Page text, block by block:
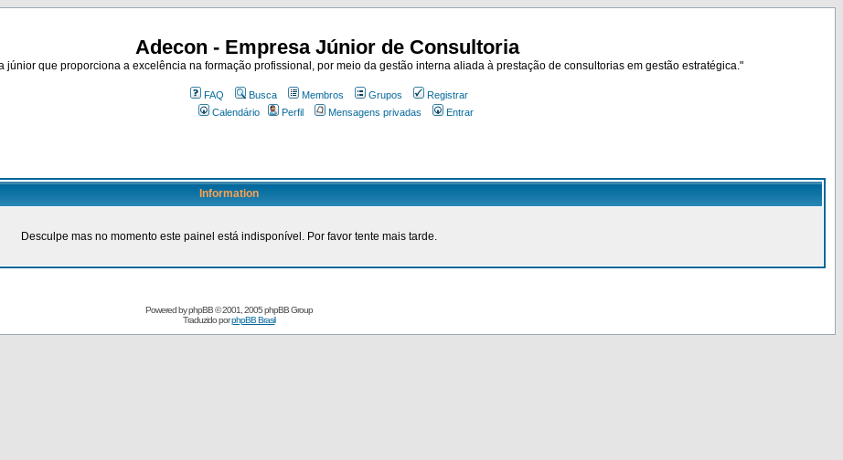
Adecon - Empresa Júnior de Consultoria
júnior que proporciona a excelência na formação profissional, por meio da gestão interna aliada à prestação de consultorias em gestão estratégica."
FAQ Busca Membros Grupos
Registrar
Calendário
Perfil Mensagens privadas Entrar
Information
Desculpe mas no momento este painel está indisponível. Por favor tente mais tarde.
Powered byphpBB© 2001, 2005 phpBB Group
Traduzido porphpBB Brasil